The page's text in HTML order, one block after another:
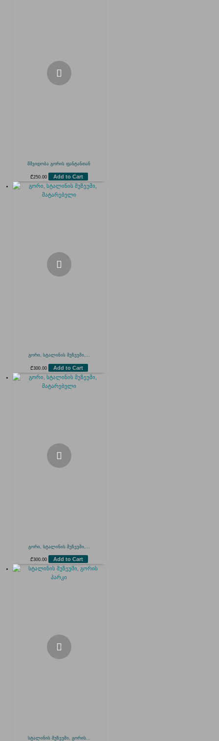
მშვიდობა გორის ფანტანთან
₾250.00 Add to Cart
გორი, სტალინის მუზეუმი,...
₾300.00 Add to Cart
გორი, სტალინის მუზეუმი,...
₾300.00 Add to Cart
სტალინის მუზეუმი, გორის...